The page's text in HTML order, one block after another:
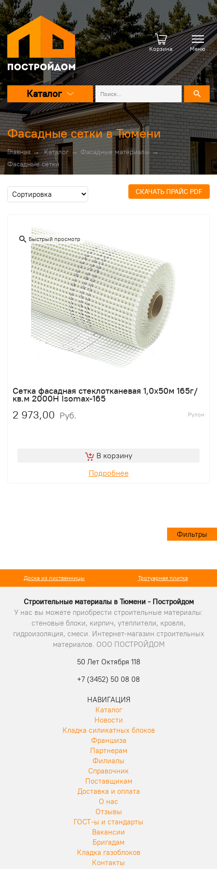
Корзина Меню
Каталог
Фасадные сетки в Тюмени
Главная → Каталог → Фасадные материалы →
Фасадные сетки
Фильтры
СКАЧАТЬ ПРАЙС PDF
Быстрый просмотр
Сетка фасадная стеклотканевая 1,0х50м 165г/
кв.м 2000Н Isomax-165
2 973,00 Руб. Рулон
В корзину
Подробнее
Доска из лиственницы Тротуарная плитка
Строительные материалы в Тюмени - Постройдом
У нас вы можете приобрести строительные материалы:
стеновые блоки, кирпич, утеплители, кровля,
гидроизоляция, смеси. Интернет-магазин строительных
материалов. ООО ПОСТРОЙДОМ
50 Лет Октября 118
+7 (3452) 50 08 08
НАВИГАЦИЯ
Каталог
Новости
Кладка силикатных блоков
Франшиза
Партнерам
Филиалы
Справочник
Поставщикам
Доставка и оплата
О нас
Отзывы
ГОСТ-ы и стандарты
Вакансии
Бригадам
Кладка газоблоков
Контакты